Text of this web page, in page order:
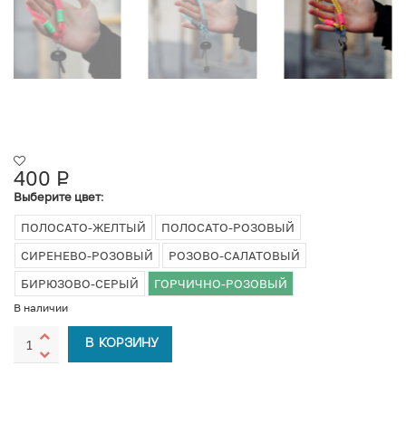
400 Р
УБ.
Выберите цвет:
ПОЛОСАТО-ЖЕЛТЫЙ
ПОЛОСАТО-РОЗОВЫЙ
СИРЕНЕВО-РОЗОВЫЙ
РОЗОВО-САЛАТОВЫЙ
БИРЮЗОВО-СЕРЫЙ
ГОРЧИЧНО-РОЗОВЫЙ
В наличии
В КОРЗИНУ